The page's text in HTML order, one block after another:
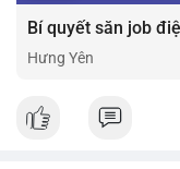
Hưng Yên